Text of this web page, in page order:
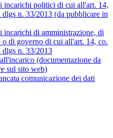
incarichi politici di cui all'art. 14,
dlgs n. 33/2013 (da pubblicare in
incarichi di amministrazione, di
o di governo di cui all'art. 14, co.
dlgs n. 33/2013
(documentazione da
sul sito web)
comunicazione dei dati